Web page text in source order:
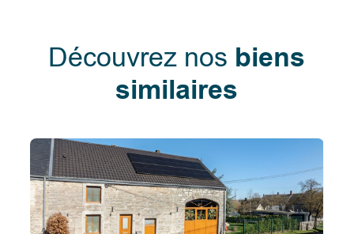
Découvrez nos biens
similaires